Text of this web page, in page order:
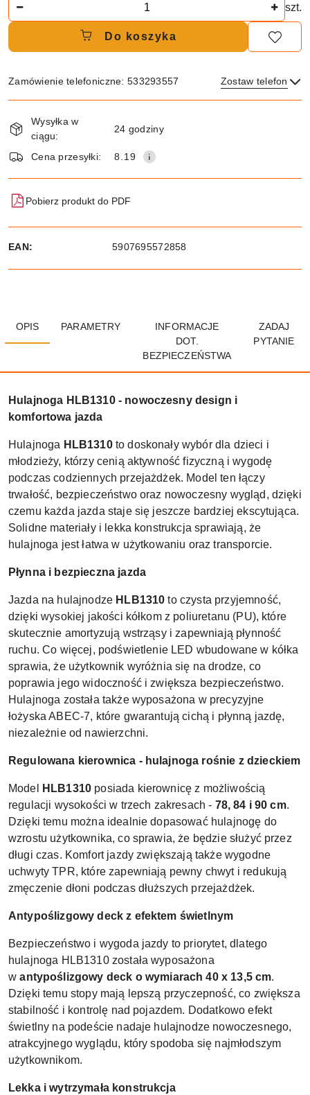
szt.
Do koszyka
Zamówienie telefoniczne: 533293557 Zostaw telefon
i
dostawa
Wysyłka w
ciągu:
24 godziny
Cena przesyłki: 8.19
Pobierz produkt do PDF
EAN: 5907695572858
OPIS PARAMETRY
INFORMACJE
DOT.
BEZPIECZEŃSTWA
ZADAJ
PYTANIE
Hulajnoga HLB1310 - nowoczesny design i
komfortowa jazda
Hulajnoga HLB1310to doskonały wybór dla dzieci i
młodzieży, którzy cenią aktywność fizyczną i wygodę
podczas codziennych przejażdżek. Model ten łączy
trwałość, bezpieczeństwo oraz nowoczesny wygląd, dzięki
czemu każda jazda staje się jeszcze bardziej ekscytująca.
Solidne materiały i lekka konstrukcja sprawiają, że
hulajnoga jest łatwa w użytkowaniu oraz transporcie.
Płynna i bezpieczna jazda
Jazda na hulajnodze HLB1310 to czysta przyjemność,
dzięki wysokiej jakości kółkom z poliuretanu (PU), które
skutecznie amortyzują wstrząsy i zapewniają płynność
ruchu. Co więcej, podświetlenie LED wbudowane w kółka
sprawia, że użytkownik wyróżnia się na drodze, co
poprawia jego widoczność i zwiększa bezpieczeństwo.
Hulajnoga została także wyposażona w precyzyjne
łożyska ABEC-7, które gwarantują cichą i płynną jazdę,
niezależnie od nawierzchni.
Regulowana kierownica - hulajnoga rośnie z dzieckiem
Model HLB1310 posiada kierownicę z możliwością
regulacji wysokości w trzech zakresach - 78, 84 i 90 cm.
Dzięki temu można idealnie dopasować hulajnogę do
wzrostu użytkownika, co sprawia, że będzie służyć przez
długi czas. Komfort jazdy zwiększają także wygodne
uchwyty TPR, które zapewniają pewny chwyt i redukują
zmęczenie dłoni podczas dłuższych przejażdżek.
Antypoślizgowy deck z efektem świetlnym
Bezpieczeństwo i wygoda jazdy to priorytet, dlatego
hulajnoga HLB1310 została wyposażona
w antypoślizgowy deck o wymiarach 40 x 13,5 cm.
Dzięki temu stopy mają lepszą przyczepność, co zwiększa
stabilność i kontrolę nad pojazdem. Dodatkowo efekt
świetlny na podeście nadaje hulajnodze nowoczesnego,
atrakcyjnego wyglądu, który spodoba się najmłodszym
użytkownikom.
Lekka i wytrzymała konstrukcja